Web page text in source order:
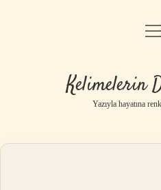
Yasal
Kelimelerin
Yazıyla hayatına